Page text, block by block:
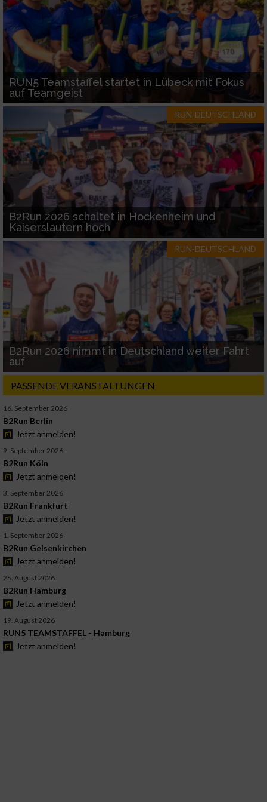
RUN5 Teamstaffel startet in Lübeck mit Fokus
auf Teamgeist
RUN-DEUTSCHLAND
B2Run 2026 schaltet in Hockenheim und
Kaiserslautern hoch
RUN-DEUTSCHLAND
B2Run 2026 nimmt in Deutschland weiter Fahrt
auf
PASSENDE VERANSTALTUNGEN
16. September 2026
B2Run Berlin
Jetzt anmelden!
9. September 2026
B2Run Köln
Jetzt anmelden!
3. September 2026
B2Run Frankfurt
Jetzt anmelden!
1. September 2026
B2Run Gelsenkirchen
Jetzt anmelden!
25. August 2026
B2Run Hamburg
Jetzt anmelden!
19. August 2026
RUN5 TEAMSTAFFEL - Hamburg
Jetzt anmelden!